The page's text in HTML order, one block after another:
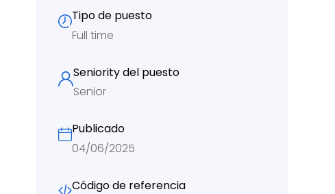
Tipo de puesto
Full time
Seniority del puesto
Senior
Publicado
04/06/2025
Código de referencia